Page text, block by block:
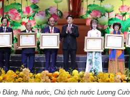
Đảng, Nhà nước, Chủ tịch nước Lương